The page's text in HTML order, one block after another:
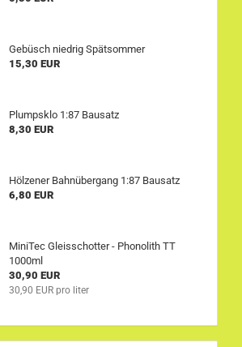
Gebüsch niedrig Spätsommer
15,30 EUR
Plumpsklo 1:87 Bausatz
8,30 EUR
Hölzener Bahnübergang 1:87 Bausatz
6,80 EUR
MiniTec Gleisschotter - Phonolith TT
1000ml
30,90 EUR
30,90 EUR pro liter